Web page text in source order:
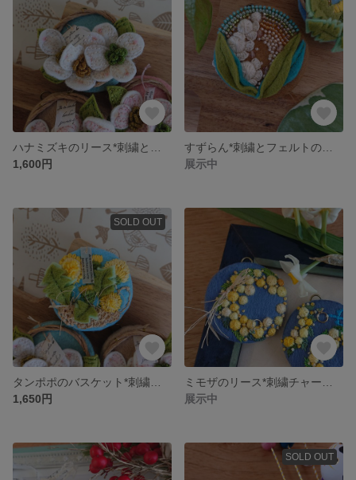
1,600円
展示中
SOLD OUT
1,650円
展示中
SOLD OUT